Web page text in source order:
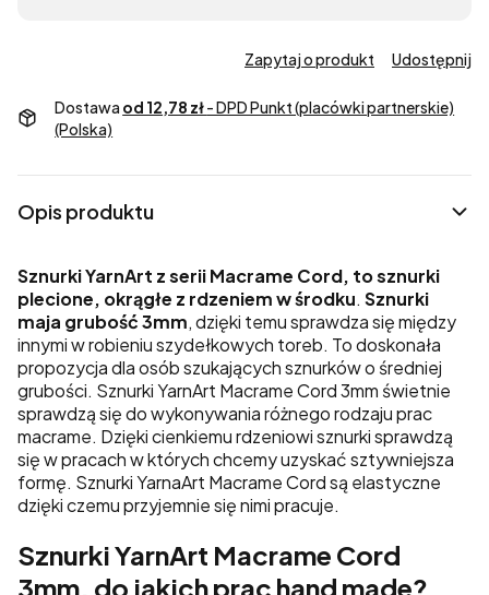
Zapytaj o produkt Udostępnij
Dostawa od 12,78 zł- DPD Punkt (placówki partnerskie)
(Polska)
Opis produktu
Sznurki YarnArt z serii Macrame Cord, to sznurki
plecione, okrągłe z rdzeniem w środku. Sznurki
maja grubość3mm, dzięki temu sprawdza się między
innymi w robieniu szydełkowych toreb. To doskonała
propozycja dla osób szukających sznurków o średniej
grubości. Sznurki YarnArt Macrame Cord 3mm świetnie
sprawdzą się do wykonywania różnego rodzaju prac
macrame. Dzięki cienkiemu rdzeniowi sznurki sprawdzą
się w pracach w których chcemy uzyskać sztywniejsza
formę. Sznurki YarnaArt Macrame Cord są elastyczne
dzięki czemu przyjemnie się nimi pracuje.
Sznurki YarnArt Macrame Cord
3mm, do jakich prac hand made?